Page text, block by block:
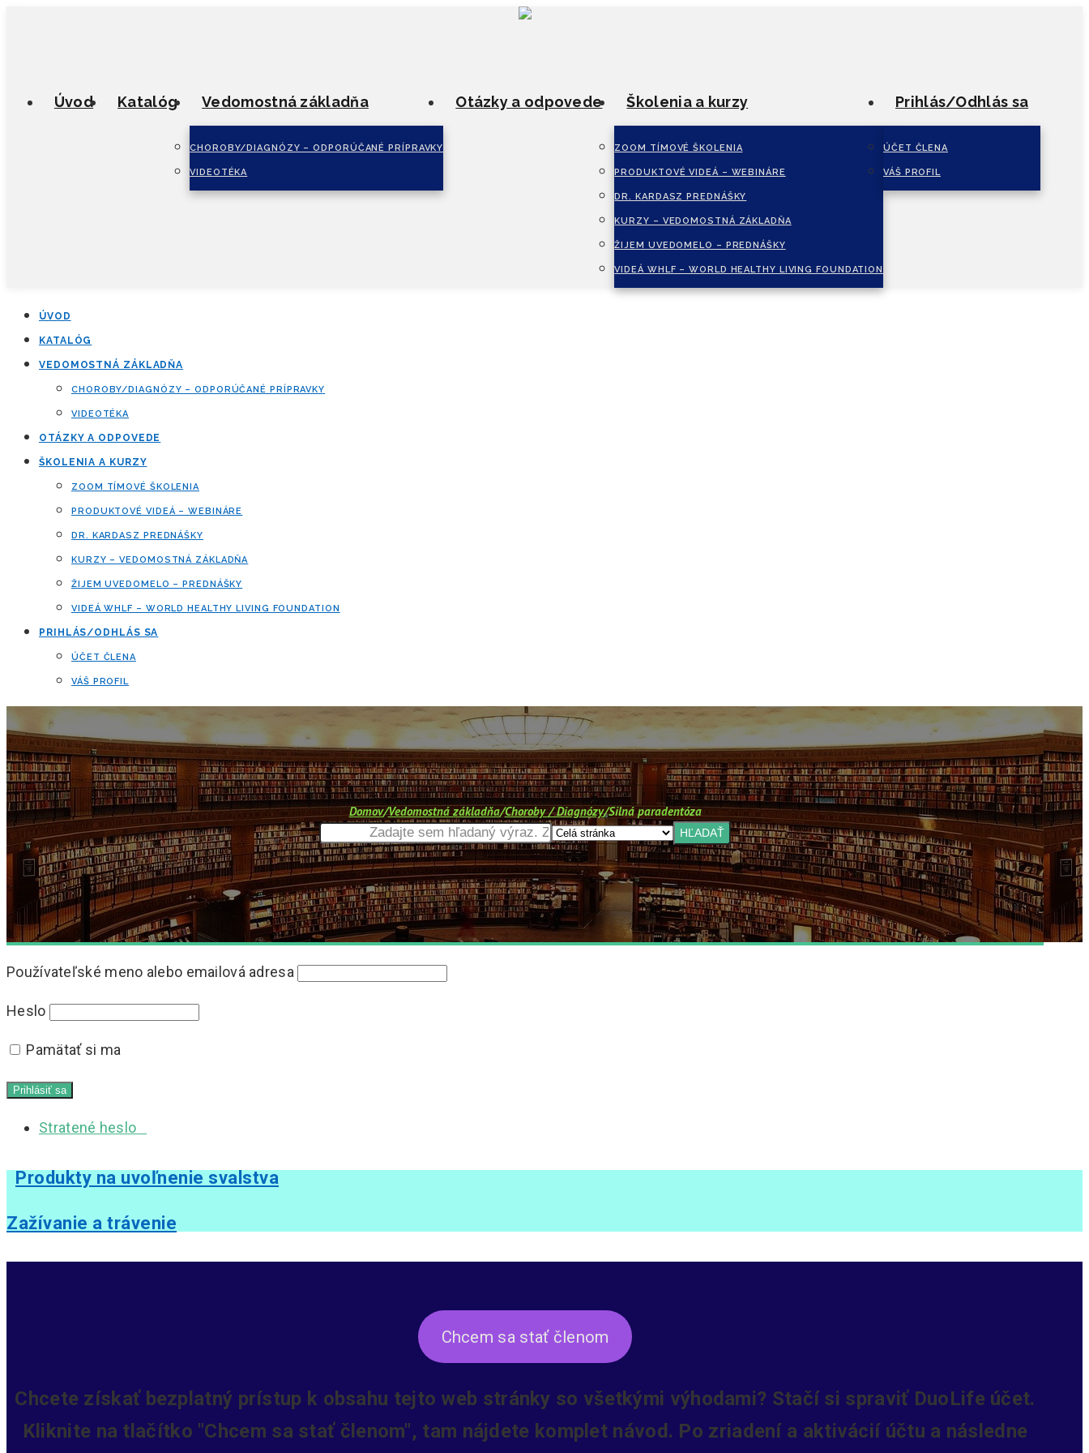
Úvod Katalóg Vedomostná základňa
CHOROBY/DIAGNÓZY – ODPORÚČANÉ PRÍPRAVKY
VIDEOTÉKA
Otázky a odpovede Školenia a kurzy
ZOOM TÍMOVÉ ŠKOLENIA
PRODUKTOVÉ VIDEÁ – WEBINÁRE
DR. KARDASZ PREDNÁŠKY
KURZY – VEDOMOSTNÁ ZÁKLADŇA
ŽIJEM UVEDOMELO – PREDNÁŠKY
VIDEÁ WHLF – WORLD HEALTHY LIVING FOUNDATION
Prihlás/Odhlás sa
ÚČET ČLENA
VÁŠ PROFIL
ÚVOD
KATALÓG
VEDOMOSTNÁ ZÁKLADŇA
CHOROBY/DIAGNÓZY – ODPORÚČANÉ PRÍPRAVKY
VIDEOTÉKA
OTÁZKY A ODPOVEDE
ŠKOLENIA A KURZY
ZOOM TÍMOVÉ ŠKOLENIA
PRODUKTOVÉ VIDEÁ – WEBINÁRE
DR. KARDASZ PREDNÁŠKY
KURZY – VEDOMOSTNÁ ZÁKLADŇA
ŽIJEM UVEDOMELO – PREDNÁŠKY
VIDEÁ WHLF – WORLD HEALTHY LIVING FOUNDATION
PRIHLÁS/ODHLÁS SA
ÚČET ČLENA
VÁŠ PROFIL
Domov/Vedomostná základňa/Choroby / Diagnózy/Silná paradentóza
Používateľské meno alebo emailová adresa
Heslo
Pamätať si ma
Stratené heslo
Produkty na uvoľnenie svalstva
Zažívanie a trávenie
Chcem sa stať členom
Chcete získať bezplatný prístup k obsahu tejto web stránky so všetkými výhodami? Stačí si spraviť DuoLife účet.
Kliknite na tlačítko "Chcem sa stať členom", tam nájdete komplet návod. Po zriadení a aktivácií účtu a následne